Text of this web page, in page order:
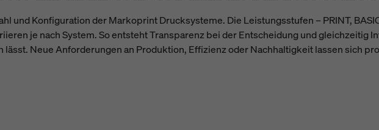
und Konfiguration der Markoprint Drucksysteme. Die Leistungsstufen – PRINT,
je nach System. So entsteht Transparenz bei der Entscheidung und gleichzeitig
Neue Anforderungen an Produktion, Effizienz oder Nachhaltigkeit lassen sich